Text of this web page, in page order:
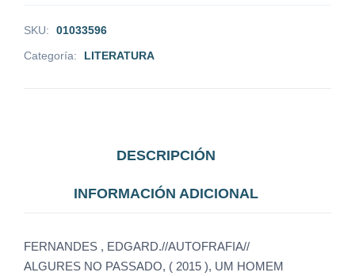
SKU:
01033596
Categoría:
LITERATURA
DESCRIPCIÓN
INFORMACIÓN ADICIONAL
FERNANDES , EDGARD.//AUTOFRAFIA//
ALGURES NO PASSADO, ( 2015 ), UM HOMEM